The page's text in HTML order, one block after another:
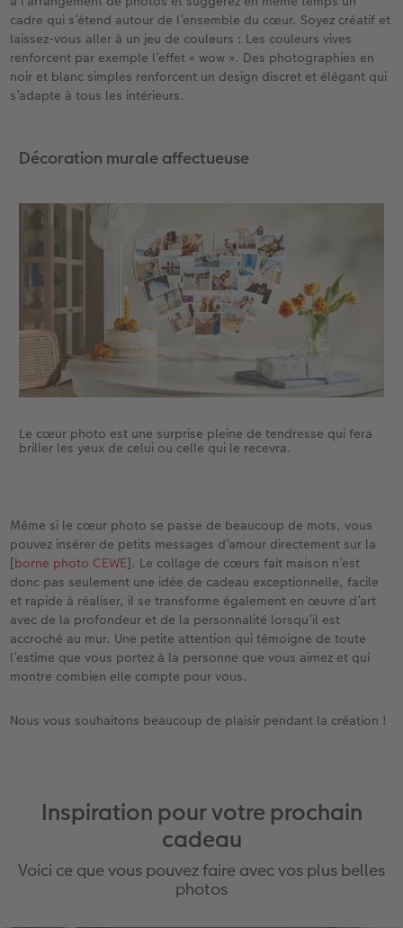
cadre qui s’étend autour de l’ensemble du cœur. Soyez créatif et
laissez-vous aller à un jeu de couleurs : Les couleurs vives
renforcent par exemple l’effet « wow ». Des photographies en
noir et blanc simples renforcent un design discret et élégant qui
s’adapte à tous les intérieurs.
Décoration murale affectueuse
Le cœur photo est une surprise pleine de tendresse qui fera
briller les yeux de celui ou celle qui le recevra.
Même si le cœur photo se passe de beaucoup de mots, vous
pouvez insérer de petits messages d’amour directement sur la
[borne photo CEWE]. Le collage de cœurs fait maison n’est
donc pas seulement une idée de cadeau exceptionnelle, facile
et rapide à réaliser, il se transforme également en œuvre d’art
avec de la profondeur et de la personnalité lorsqu’il est
accroché au mur. Une petite attention qui témoigne de toute
l’estime que vous portez à la personne que vous aimez et qui
montre combien elle compte pour vous.
Nous vous souhaitons beaucoup de plaisir pendant la création !
Inspiration pour votre prochain
cadeau
Voici ce que vous pouvez faire avec vos plus belles
photos